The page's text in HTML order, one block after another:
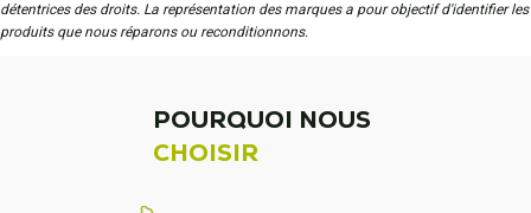
détentrices des droits. La représentation des marques a pour objectif d'identifier les
produits que nous réparons ou reconditionnons.
POURQUOI NOUS
CHOISIR